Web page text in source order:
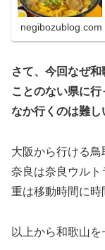
negibozublog.com
さて、今回なぜ
ことのない県に
なか行くのは難し
大阪から行ける鳥
奈良は奈良ウル
重は移動時間に時
以上から和歌山を